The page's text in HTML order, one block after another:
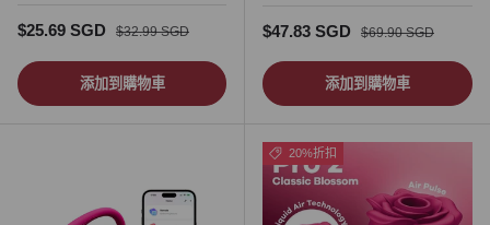
促销价
$25.69 SGD 正常价格
$32.99 SGD
添加到購物車
促销价
$47.83 SGD 正常价格
$69.90 SGD
添加到購物車
20%折扣